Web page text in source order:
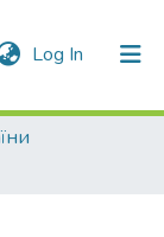
Log In (current)